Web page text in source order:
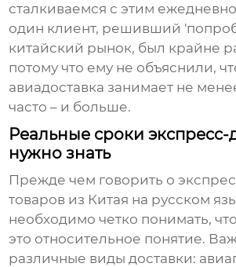
сталкиваемся с этим
один клиент, решивший
китайский рынок, был крайне
потому что ему не объяснили,
авиадоставка занимает не
часто – и больше.
Реальные сроки экспресс-
нужно знать
Прежде чем говорить о
товаров из Китая на русском
необходимо четко понимать,
это относительное понятие.
различные виды доставки: